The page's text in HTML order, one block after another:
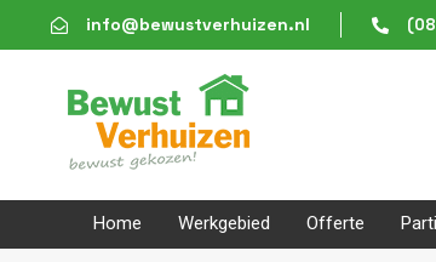
links
to
content
info@bewustverhuizen.nl
Home Werkgebied Offerte